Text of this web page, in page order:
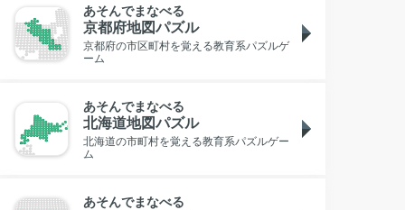
あそんでまなべる
京都府地図パズル
京都府の市区町村を覚える教育系パズルゲ
ーム
あそんでまなべる
北海道地図パズル
北海道の市町村を覚える教育系パズルゲー
ム
あそんでまなべる